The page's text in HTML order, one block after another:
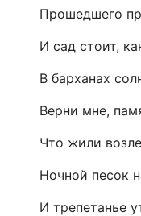
Прошедшего
И сад стоит,
В барханах
Верни мне,
Что жили
Ночной песок
И трепетанье